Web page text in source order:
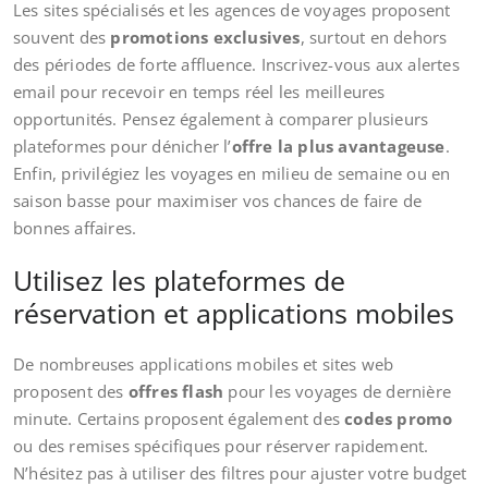
Les sites spécialisés et les agences de voyages proposent
souvent des promotions exclusives, surtout en dehors
des périodes de forte affluence. Inscrivez-vous aux alertes
email pour recevoir en temps réel les meilleures
opportunités. Pensez également à comparer plusieurs
plateformes pour dénicher l’offre la plus avantageuse.
Enfin, privilégiez les voyages en milieu de semaine ou en
saison basse pour maximiser vos chances de faire de
bonnes affaires.
Utilisez les plateformes de
réservation et applications mobiles
De nombreuses applications mobiles et sites web
proposent des offres flash pour les voyages de dernière
minute. Certains proposent également descodes promo
ou des remises spécifiques pour réserver rapidement.
N’hésitez pas à utiliser des filtres pour ajuster votre budget